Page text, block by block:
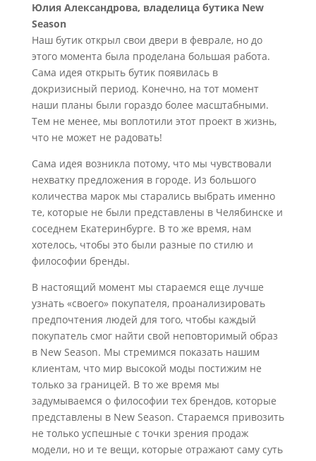
Юлия Александрова, владелица бутика New
Season
Наш бутик открыл свои двери в феврале, но до
этого момента была проделана большая работа.
Сама идея открыть бутик появилась в
докризисный период. Конечно, на тот момент
наши планы были гораздо более масштабными.
Тем не менее, мы воплотили этот проект в жизнь,
что не может не радовать!
Сама идея возникла потому, что мы чувствовали
нехватку предложения в городе. Из большого
количества марок мы старались выбрать именно
те, которые не были представлены в Челябинске и
соседнем Екатеринбурге. В то же время, нам
хотелось, чтобы это были разные по стилю и
философии бренды.
В настоящий момент мы стараемся еще лучше
узнать «своего» покупателя, проанализировать
предпочтения людей для того, чтобы каждый
покупатель смог найти свой неповторимый образ
в New Season. Мы стремимся показать нашим
клиентам, что мир высокой моды постижим не
только за границей. В то же время мы
задумываемся о философии тех брендов, которые
представлены в New Season. Стараемся привозить
не только успешные с точки зрения продаж
модели, но и те вещи, которые отражают саму суть